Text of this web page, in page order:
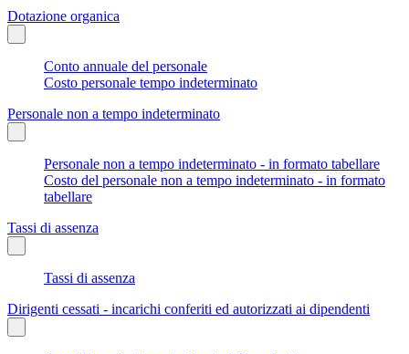
Dotazione organica
Conto annuale del personale
Costo personale tempo indeterminato
Personale non a tempo indeterminato
Personale non a tempo indeterminato - in formato tabellare
Costo del personale non a tempo indeterminato - in formato
tabellare
Tassi di assenza
Tassi di assenza
Dirigenti cessati - incarichi conferiti ed autorizzati ai dipendenti